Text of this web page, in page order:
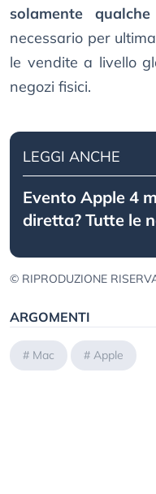
solamente
necessario per
le vendite a livello
negozi fisici.
LEGGI ANCHE
Evento Apple 4
diretta? Tutte le
© RIPRODUZIONE
ARGOMENTI
# Mac # Apple